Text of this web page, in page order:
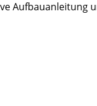
Aufbauanleitung